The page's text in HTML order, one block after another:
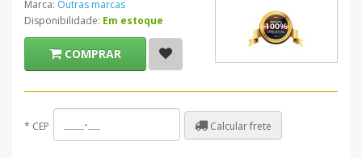
Marca: Outras marcas
Disponibilidade: Em estoque
COMPRAR
* CEP Calcular frete